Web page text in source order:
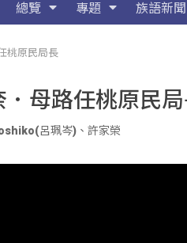
總覽 專題 族語新聞
桃原民局長
母路任桃原民
呂珮岑) 、 許家榮